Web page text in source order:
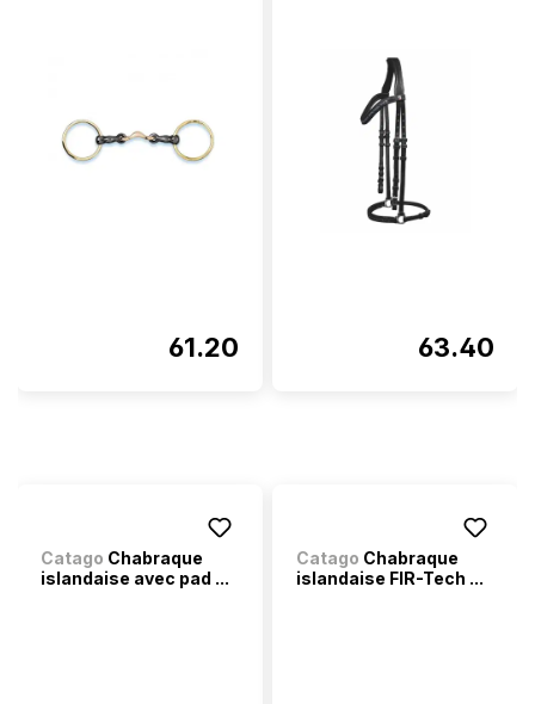
61.20 63.40
Catago Chabraque
islandaise avec pad ...
Catago Chabraque
islandaise FIR-Tech ...